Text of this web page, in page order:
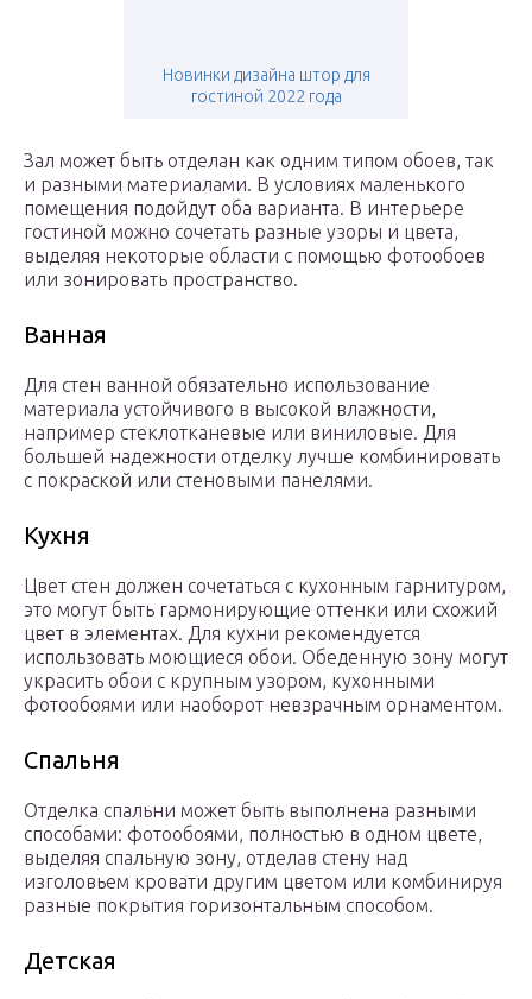
Новинки дизайна штор для
гостиной 2022 года
Зал может быть отделан как одним типом обоев, так
и разными материалами. В условиях маленького
помещения подойдут оба варианта. В интерьере
гостиной можно сочетать разные узоры и цвета,
выделяя некоторые области с помощью фотообоев
или зонировать пространство.
Ванная
Для стен ванной обязательно использование
материала устойчивого в высокой влажности,
например стеклотканевые или виниловые. Для
большей надежности отделку лучше комбинировать
с покраской или стеновыми панелями.
Кухня
Цвет стен должен сочетаться с кухонным гарнитуром,
это могут быть гармонирующие оттенки или схожий
цвет в элементах. Для кухни рекомендуется
использовать моющиеся обои. Обеденную зону могут
украсить обои с крупным узором, кухонными
фотообоями или наоборот невзрачным орнаментом.
Спальня
Отделка спальни может быть выполнена разными
способами: фотообоями, полностью в одном цвете,
выделяя спальную зону, отделав стену над
изголовьем кровати другим цветом или комбинируя
разные покрытия горизонтальным способом.
Детская